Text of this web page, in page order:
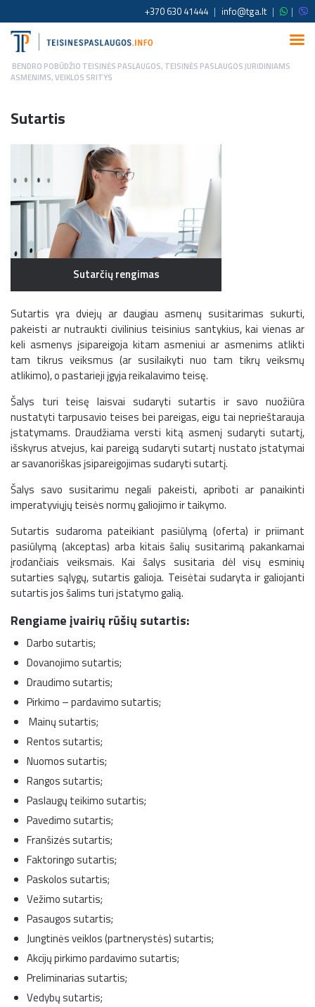
+370 630 41444 | info@tga.lt | |
BENDRO POBŪDŽIO TEISINĖS PASLAUGOS, TEISINĖS PASLAUGOS JURIDINIAMS
ASMENIMS,VEIKLOS SRITYS
Sutartis
Sutarčių rengimas
Sutartis yra dviejų ar daugiau asmenų susitarimas sukurti,
pakeisti ar nutraukti civilinius teisinius santykius, kai vienas ar
keli asmenys įsipareigoja kitam asmeniui ar asmenims atlikti
tam tikrus veiksmus (ar susilaikyti nuo tam tikrų veiksmų
atlikimo), o pastarieji įgyja reikalavimo teisę.
Šalys turi teisę laisvai sudaryti sutartis ir savo nuožiūra
nustatyti tarpusavio teises bei pareigas, eigu tai neprieštarauja
įstatymams. Draudžiama versti kitą asmenį sudaryti sutartį,
išskyrus atvejus, kai pareigą sudaryti sutartį nustato įstatymai
ar savanoriškas įsipareigojimas sudaryti sutartį.
Šalys savo susitarimu negali pakeisti, apriboti ar panaikinti
imperatyviųjų teisės normų galiojimo ir taikymo.
Sutartis sudaroma pateikiant pasiūlymą (oferta) ir priimant
pasiūlymą (akceptas) arba kitais šalių susitarimą pakankamai
įrodančiais veiksmais. Kai šalys susitaria dėl visų esminių
sutarties sąlygų, sutartis galioja. Teisėtai sudaryta ir galiojanti
sutartis jos šalims turi įstatymo galią.
Rengiame įvairių rūšių sutartis:
Darbo sutartis;
Dovanojimo sutartis;
Draudimo sutartis;
Pirkimo – pardavimo sutartis;
Mainų sutartis;
Rentos sutartis;
Nuomos sutartis;
Rangos sutartis;
Paslaugų teikimo sutartis;
Pavedimo sutartis;
Franšizės sutartis;
Faktoringo sutartis;
Paskolos sutartis;
Vežimo sutartis;
Pasaugos sutartis;
Jungtinės veiklos (partnerystės) sutartis;
Akcijų pirkimo pardavimo sutartis;
Preliminarias sutartis;
Vedybų sutartis;